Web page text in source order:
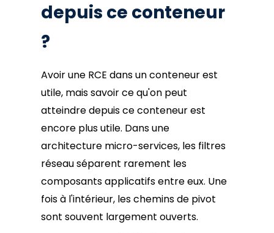
depuis ce conteneur
?
Avoir une RCE dans un conteneur est
utile, mais savoir ce qu'on peut
atteindre depuis ce conteneur est
encore plus utile. Dans une
architecture micro-services, les filtres
réseau séparent rarement les
composants applicatifs entre eux. Une
fois à l'intérieur, les chemins de pivot
sont souvent largement ouverts.